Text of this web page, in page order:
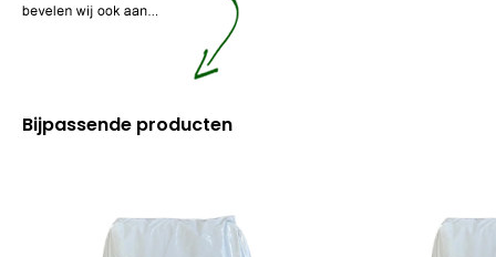
Bijpassende producten